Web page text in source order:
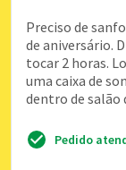
Preciso de
de aniversário.
tocar 2 horas.
uma caixa de
dentro de salão
Pedido